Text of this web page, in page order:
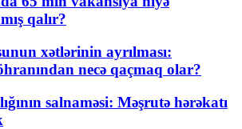
qalır?
xətlərinin ayrılması:
necə qaçmaq olar?
salnaməsi: Məşrutə hərəkatı